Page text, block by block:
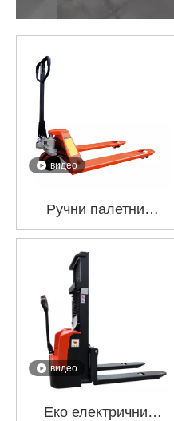
видео
Ручни палетни
виличар ЦБИ-БФ
врхунског квалитета
видео
Еко електрични